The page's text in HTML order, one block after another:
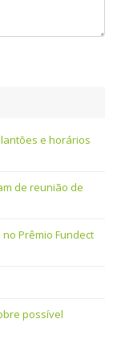
e horários
de reunião de
Prêmio Fundect
possível